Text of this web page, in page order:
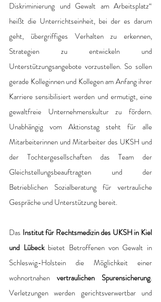
Diskriminierung und Gewalt am Arbeitsplatz“
heißt die Unterrichtseinheit, bei der es darum
geht, übergriffiges Verhalten zu erkennen,
Strategien zu entwickeln und
Unterstützungsangebote vorzustellen. So sollen
gerade Kolleginnen und Kollegen am Anfang ihrer
Karriere sensibilisiert werden und ermutigt, eine
gewaltfreie Unternehmenskultur zu fördern.
Unabhängig vom Aktionstag steht für alle
Mitarbeiterinnen und Mitarbeiter des UKSH und
der Tochtergesellschaften das Team der
Gleichstellungsbeauftragten und der
Betrieblichen Sozialberatung für vertrauliche
Gespräche und Unterstützung bereit.
Das Institut für Rechtsmedizin des UKSH in Kiel
und Lübeck bietet Betroffenen von Gewalt in
Schleswig-Holstein die Möglichkeit einer
wohnortnahen vertraulichen Spurensicherung.
Verletzungen werden gerichtsverwertbar und